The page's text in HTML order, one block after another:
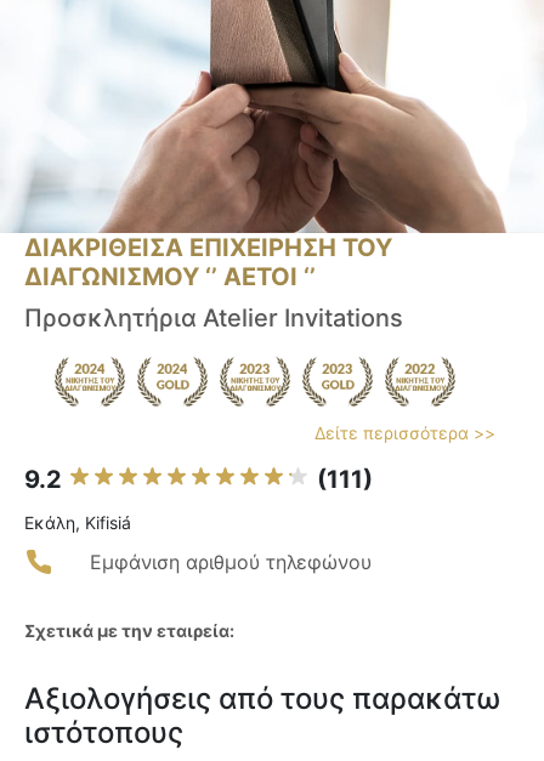
ΔΙΑΚΡΙΘΕΙΣΑ ΕΠΙΧΕΙΡΗΣΗ ΤΟΥ
ΔΙΑΓΩΝΙΣΜΟΥ ‘’ ΑΕΤΟΙ ‘’
Προσκλητήρια Atelier Invitations
Δείτε περισσότερα >>
9.2 (111)
Εκάλη, Kifisiá
Εμφάνιση αριθμού τηλεφώνου
Σχετικά με την εταιρεία:
Αξιολογήσεις από τους παρακάτω
ιστότοπους